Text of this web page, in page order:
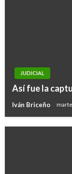
JUDICIAL
Así fue la
Iván Briceño